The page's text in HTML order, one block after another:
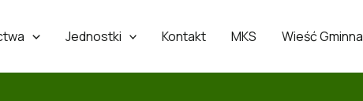
Jednostki Kontakt MKS Wieść Gminna